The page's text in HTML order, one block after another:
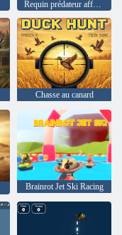
Requin prédateur affamé
Chasse au canard
Brainrot Jet Ski Racing